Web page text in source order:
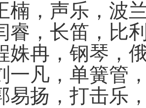
楠，声乐，波
睿，长笛，比
姝冉，钢琴，
一凡，单簧管
易扬，打击乐